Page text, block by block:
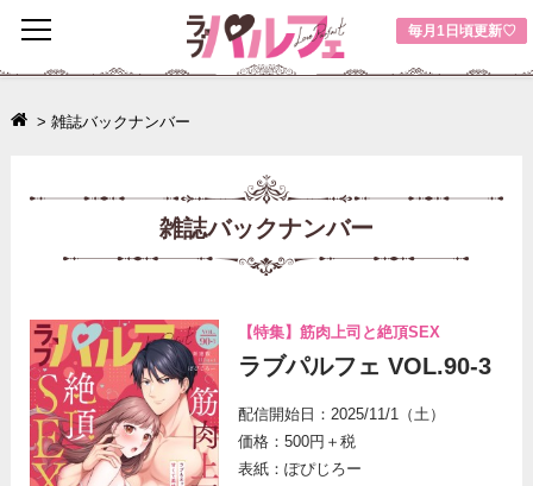
毎月1日頃更新♡
toggle
navigation
> 雑誌バックナンバー
雑誌バックナンバー
【特集】筋肉上司と絶頂SEX
ラブパルフェ VOL.90-3
配信開始日：2025/11/1（土）
価格：500円＋税
表紙：ぽぴじろー